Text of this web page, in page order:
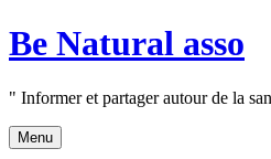
Aller
au
Be Natural asso
" Informer et partager autour de la
Menu